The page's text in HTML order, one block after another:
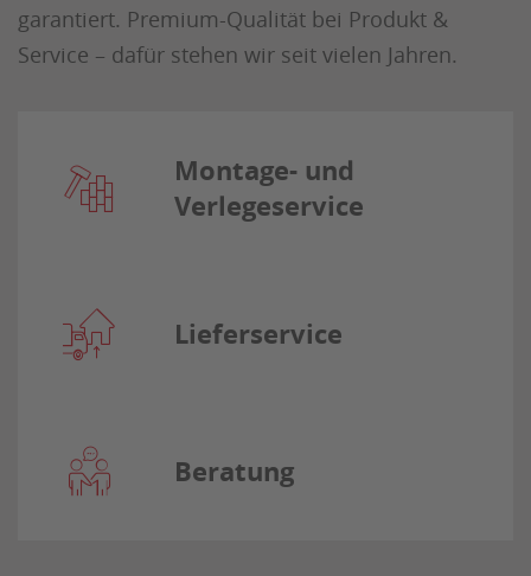
garantiert. Premium-Qualität bei Produkt &
Service – dafür stehen wir seit vielen Jahren.
Montage- und
Verlegeservice
Lieferservice
Beratung